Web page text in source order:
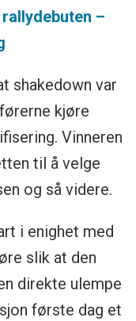
–
shakedown var
kjøre
Vinneren
til å velge
og så videre.
i enighet med
slik at den
direkte ulempe
første dag et